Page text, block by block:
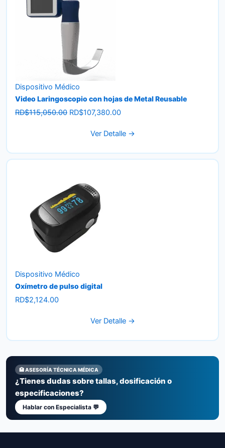
Dispositivo Médico
Video Laringoscopio con hojas de Metal Reusable
RD$115,050.00 Original
RD$107,380.00Current
is:
Ver Detalle →
Dispositivo Médico
Oxímetro de pulso digital
RD$2,124.00
Ver Detalle →
🏥 ASESORÍA TÉCNICA MÉDICA
¿Tienes dudas sobre tallas, dosificación o
especificaciones?
Hablar con Especialista 💬